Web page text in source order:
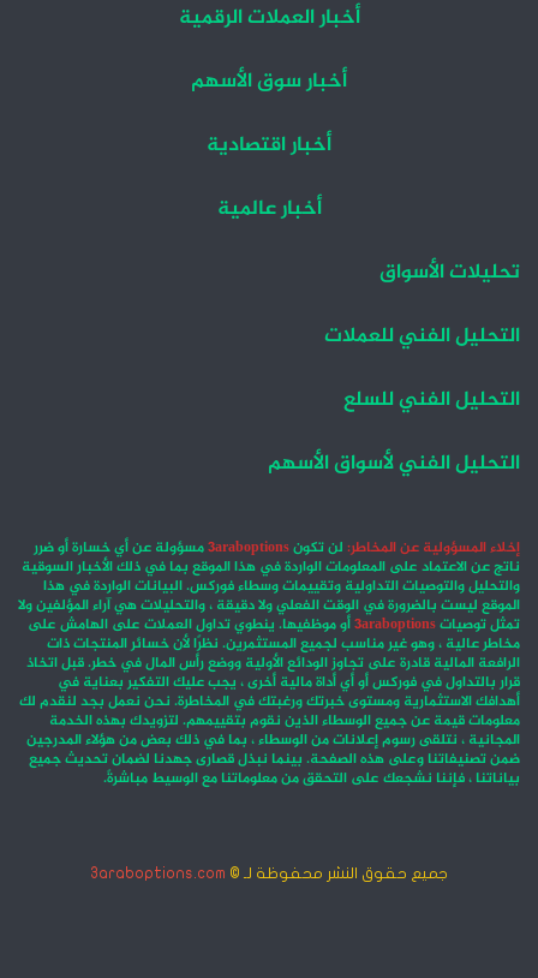
أخبار العملات الرقمية
أخبار سوق الأسهم
أخبار اقتصادية
أخبار عالمية
تحليلات الأسواق
التحليل الفني للعملات
التحليل الفني للسلع
التحليل الفني لأسواق الأسهم
إخلاء المسؤولية عن المخاطر: لن تكون3araboptionsمسؤولة عن أي خسارة أو ضرر
ناتج عن الاعتماد على المعلومات الواردة في هذا الموقع بما في ذلك الأخبار السوقية
والتحليل والتوصيات التداولية وتقييمات وسطاء فوركس. البيانات الواردة في هذا
الموقع ليست بالضرورة في الوقت الفعلي ولا دقيقة ، والتحليلات هي آراء المؤلفين ولا
تمثل توصيات3araboptionsأو موظفيها. ينطوي تداول العملات على الهامش على
مخاطر عالية ، وهو غير مناسب لجميع المستثمرين. نظرًا لأن خسائر المنتجات ذات
الرافعة المالية قادرة على تجاوز الودائع الأولية ووضع رأس المال في خطر. قبل اتخاذ
قرار بالتداول في فوركس أو أي أداة مالية أخرى ، يجب عليك التفكير بعناية في
أهدافك الاستثمارية ومستوى خبرتك ورغبتك في المخاطرة. نحن نعمل بجد لنقدم لك
معلومات قيمة عن جميع الوسطاء الذين نقوم بتقييمهم. لتزويدك بهذه الخدمة
المجانية ، نتلقى رسوم إعلانات من الوسطاء ، بما في ذلك بعض من هؤلاء المدرجين
ضمن تصنيفاتنا وعلى هذه الصفحة. بينما نبذل قصارى جهدنا لضمان تحديث جميع
بياناتنا ، فإننا نشجعك على التحقق من معلوماتنا مع الوسيط مباشرةً.
جميع حقوق النشر محفوظة لـ © 3araboptions.com